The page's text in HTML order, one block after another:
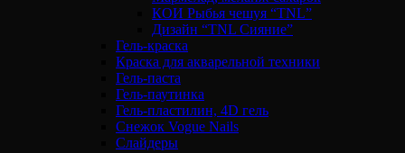
КОИ Рыбья чешуя “TNL”
Дизайн “TNL Сияние”
Гель-краска
Краска для акварельной техники
Гель-паста
Гель-паутинка
Гель-пластилин, 4D гель
Снежок Vogue Nails
Слайдеры